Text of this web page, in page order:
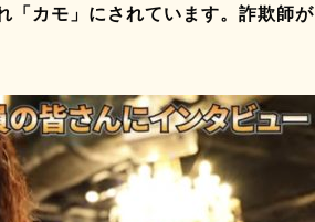
「カモ」にされています。詐欺師が